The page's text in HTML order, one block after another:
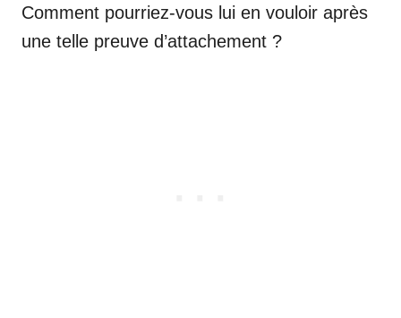
Comment pourriez-vous lui en vouloir après
une telle preuve d’attachement ?